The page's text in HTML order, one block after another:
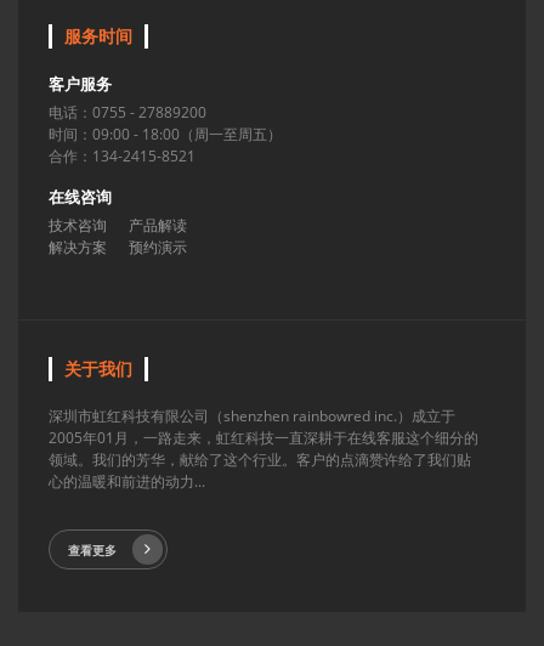
服务时间
客户服务
电话：0755 - 27889200
时间：09:00 - 18:00（周一至周五）
合作：134-2415-8521
在线咨询
技术咨询
产品解读
解决方案
预约演示
关于我们
深圳市虹红科技有限公司（shenzhen rainbowred inc.）成立于
2005年01月，一路走来，虹红科技一直深耕于在线客服这个细分的
领域。我们的芳华，献给了这个行业。客户的点滴赞许给了我们贴
心的温暖和前进的动力...
查看更多